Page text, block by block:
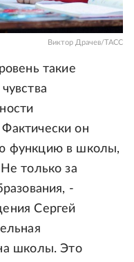
Виктор Драчев/ТАСС
такие
он
функцию в школы,
только за
-
Сергей
школы. Это